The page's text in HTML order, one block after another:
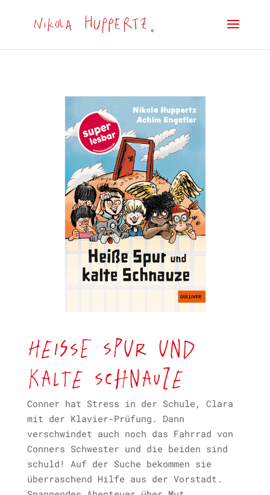
Heiße Spur und
kalte Schnauze
Conner hat Stress in der Schule, Clara
mit der Klavier-Prüfung. Dann
verschwindet auch noch das Fahrrad von
Conners Schwester und die beiden sind
schuld! Auf der Suche bekommen sie
überraschend Hilfe aus der Vorstadt.